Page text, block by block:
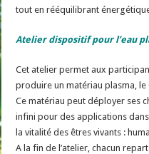
tout en rééquilibrant
Atelierdispositif pour l’eau
Cet atelier permet aux
produire un matériau plasma, le
Ce matériau peut déployer ses
infini pour des applications
la vitalité des êtres vivants :
A la fin de l’atelier, chacun